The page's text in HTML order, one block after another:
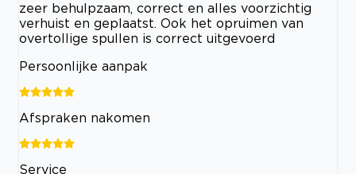
zeer behulpzaam, correct en alles voorzichtig
verhuist en geplaatst. Ook het opruimen van
overtollige spullen is correct uitgevoerd
Persoonlijke aanpak
Afspraken nakomen
Service